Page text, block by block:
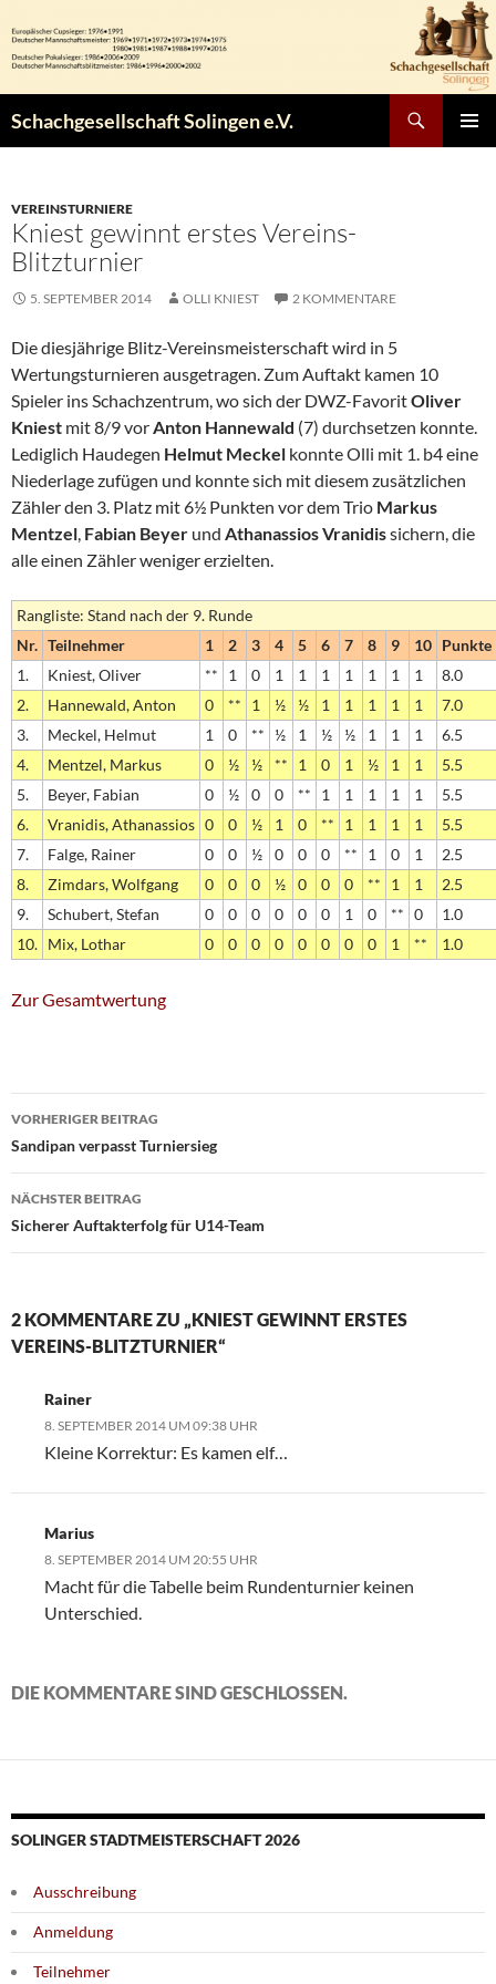
Inhalt
springen
Schachgesellschaft Solingen e.V.
VEREINSTURNIERE
Kniest gewinnt erstes Vereins-
Blitzturnier
5. SEPTEMBER 2014 OLLI KNIEST 2 KOMMENTARE
Die diesjährige Blitz-Vereinsmeisterschaft wird in 5
Wertungsturnieren ausgetragen. Zum Auftakt kamen 10
Spieler ins Schachzentrum, wo sich der DWZ-FavoritOliver
Kniest mit 8/9 vorAnton Hannewald (7) durchsetzen konnte.
Lediglich Haudegen Helmut Meckel konnte Olli mit 1. b4 eine
Niederlage zufügen und konnte sich mit diesem zusätzlichen
Zähler den 3. Platz mit 6½ Punkten vor dem Trio Markus
Mentzel, Fabian Beyer und Athanassios Vranidissichern, die
alle einen Zähler weniger erzielten.
Rangliste: Stand nach der 9. Runde
Nr. Teilnehmer 1 2 3 4 5 6 7 8 9 10 Punkte
1.
Kniest, Oliver ** 1 0 1 1 1 1 1 1 1
8.0
2.
Hannewald, Anton 0 ** 1 ½ ½ 1 1 1 1 1
7.0
3.
Meckel, Helmut 1 0 ** ½ 1 ½ ½ 1 1 1
6.5
4.
Mentzel, Markus 0 ½ ½ ** 1 0 1 ½ 1 1
5.5
5.
Beyer, Fabian 0 ½ 0 0 ** 1 1 1 1 1
5.5
6.
Vranidis, Athanassios 0 0 ½ 1 0 ** 1 1 1 1
5.5
7.
Falge, Rainer 0 0 ½ 0 0 0 ** 1 0 1
2.5
8.
Zimdars, Wolfgang 0 0 0 ½ 0 0 0 ** 1 1
2.5
9.
Schubert, Stefan 0 0 0 0 0 0 1 0 ** 0
1.0
10. Mix, Lothar 0 0 0 0 0 0 0 0 1 ** 1.0
Zur Gesamtwertung
Beitragsnavigation
VORHERIGER BEITRAG
Sandipan verpasst Turniersieg
NÄCHSTER BEITRAG
Sicherer Auftakterfolg für U14-Team
2 KOMMENTARE ZU „KNIEST GEWINNT ERSTES
VEREINS-BLITZTURNIER“
Rainer
8. SEPTEMBER 2014 UM 09:38 UHR
Kleine Korrektur: Es kamen elf…
Marius
8. SEPTEMBER 2014 UM 20:55 UHR
Macht für die Tabelle beim Rundenturnier keinen
Unterschied.
DIE KOMMENTARE SIND GESCHLOSSEN.
SOLINGER STADTMEISTERSCHAFT 2026
Ausschreibung
Anmeldung
Teilnehmer